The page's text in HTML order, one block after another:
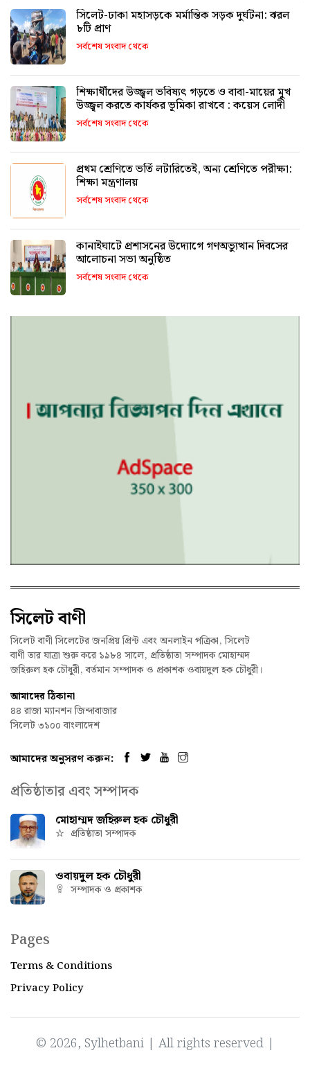
সিলেট-ঢাকা মহাসড়কে মর্মান্তিক সড়ক দুর্ঘটনা: ঝরল
৮টি প্রাণ
সর্বশেষ সংবাদ থেকে
শিক্ষার্থীদের উজ্জ্বল ভবিষ্যৎ গড়তে ও বাবা-মায়ের মুখ
উজ্জ্বল করতে কার্যকর ভূমিকা রাখবে : কয়েস লোদী
সর্বশেষ সংবাদ থেকে
প্রথম শ্রেণিতে ভর্তি লটারিতেই, অন্য শ্রেণিতে পরীক্ষা:
শিক্ষা মন্ত্রণালয়
সর্বশেষ সংবাদ থেকে
কানাইঘাটে প্রশাসনের উদ্যোগে গণঅভ্যুত্থান দিবসের
আলোচনা সভা অনুষ্ঠিত
সর্বশেষ সংবাদ থেকে
সিলেট বাণী
সিলেট বাণী সিলেটের জনপ্রিয় প্রিন্ট এবং অনলাইন পত্রিকা, সিলেট
বাণী তার যাত্রা শুরু করে ১৯৮৪ সালে, প্রতিষ্ঠাতা সম্পাদক মোহাম্মদ
জহিরুল হক চৌধুরী, বর্তমান সম্পাদক ও প্রকাশক ওবায়দুল হক চৌধুরী।
আমাদের ঠিকানা
৪৪ রাজা ম্যানশন জিন্দাবাজার
সিলেট ৩১০০ বাংলাদেশ
আমাদের অনুসরণ করুন:
প্রতিষ্ঠাতার এবং সম্পাদক
মোহাম্মদ জহিরুল হক চৌধুরী
প্রতিষ্ঠাতা সম্পাদক
ওবায়দুল হক চৌধুরী
সম্পাদক ও প্রকাশক
Pages
Terms & Conditions
Privacy Policy
© 2026, Sylhetbani | All rights reserved |